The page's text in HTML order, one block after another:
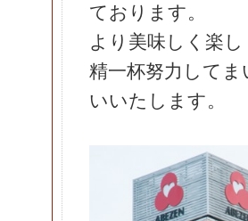
ております。
より美味しく楽
精一杯努力して
いいたします。